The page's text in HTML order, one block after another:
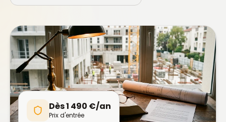
Dès 1 490 €/an
Prix d'entrée